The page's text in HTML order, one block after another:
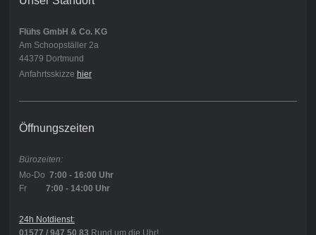
Flühs GmbH & Co. KG
Am Schoopställer 2a
44379 Dortmund
Anfahrtsskizze hier
Öffnungszeiten
Bürozeiten:
Mo-Do 7:00 - 16:00 Uhr
Fr 7:00 - 14:00 Uhr
24h Notdienst:
01577 / 947 50 83 Rund um die Uhr!